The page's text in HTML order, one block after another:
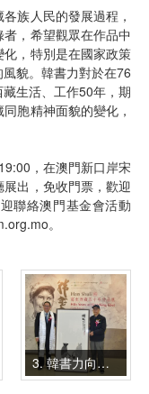
族人民的發展過程，
，希望觀眾在作品中
，特別是在國家政策
貌。韓書力對於在76
生活、工作50年，期
胞精神面貌的變化，
，在澳門新口岸宋
出，免收門票，歡迎
聯絡澳門基金會活動
。
3. 韓書力向澳門基金會致送作品